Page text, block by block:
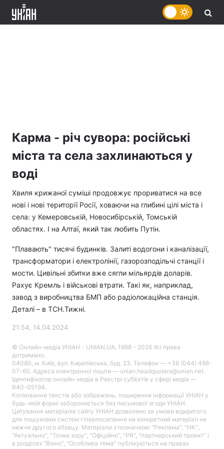
Карма - річ сувора: російські
міста та села захлинаються у
воді
Хвиля крижаної суміші продовжує прориватися на все
нові і нові території Росії, ховаючи на глибині цілі міста і
села: у Кемеровській, Новосибірській, Томській
областях. І на Алтаї, який так любить Путін.
"Плавають" тисячі будинків. Залиті водогони і каналізації,
трансформатори і електролінії, газорозподільчі станції і
мости. Цивільні збитки вже сягли мільярдів доларів.
Рахує Кремль і військові втрати. Такі як, наприклад,
завод з виробництва БМП або радіолокаційна станція.
Деталі – в ТСН.Тижні.
21:54, 14.04.2024
© Онлайн-медіа УНІАН - UNIAN.UA, 1998 - 2026 Усі права
дотримано.
04080, м. Київ, вул. Кирилівська, буд. 23. Телефон — +38 (044) 498-
07-60. Адреса електронної пошти — unian.headquoters@unian.net.
Ідентифікатор онлайн-медіа в Реєстрі суб’єктів у сфері медіа —
R40-05194.
Копіювання текстів або зображень, поширення інформації УНІАН у
будь-якій формі забороняється без письмової згоди УНІАН.
Цитування матеріалів сайту УНІАН дозволено за умови відкритого
для пошукових систем гіперпосилання на конкретний матеріал не
нижче другого абзацу. Матеріали з позначкою "Реклама", "НК",
"Актуально", "Точка зору", "Офіційно", "PR", "партнерський проект" і
в розділах "Вікно", "Особлива тема" публікуються на правах